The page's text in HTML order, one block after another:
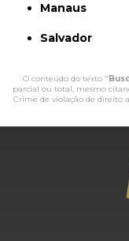
Manaus
Salvador
O conteúdo do texto "
parcial ou total, mesmo
Crime de violação de direito